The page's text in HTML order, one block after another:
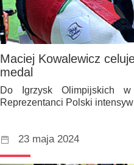
Maciej Kowalewicz
medal
Do Igrzysk Olimpijskich
Reprezentanci Polski
23 maja 2024